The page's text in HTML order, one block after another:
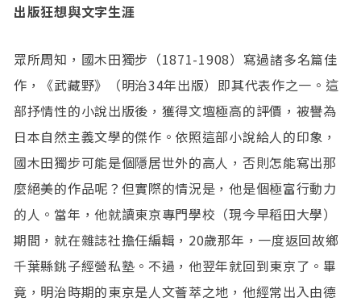
出版狂想與文字生涯
眾所周知，國木田獨步（1871-1908）寫過諸多名篇佳
作，《武藏野》（明治34年出版）即其代表作之一。這
部抒情性的小說出版後，獲得文壇極高的評價，被譽為
日本自然主義文學的傑作。依照這部小說給人的印象，
國木田獨步可能是個隱居世外的高人，否則怎能寫出那
麼絕美的作品呢？但實際的情況是，他是個極富行動力
的人。當年，他就讀東京專門學校（現今早稻田大學）
期間，就在雜誌社擔任編輯，20歲那年，一度返回故鄉
千葉縣銚子經營私塾。不過，他翌年就回到東京了。畢
竟，明治時期的東京是人文薈萃之地，他經常出入由德